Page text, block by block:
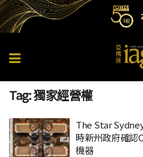
Tag:獨家經營權
The Star
時新州政府確認
機器